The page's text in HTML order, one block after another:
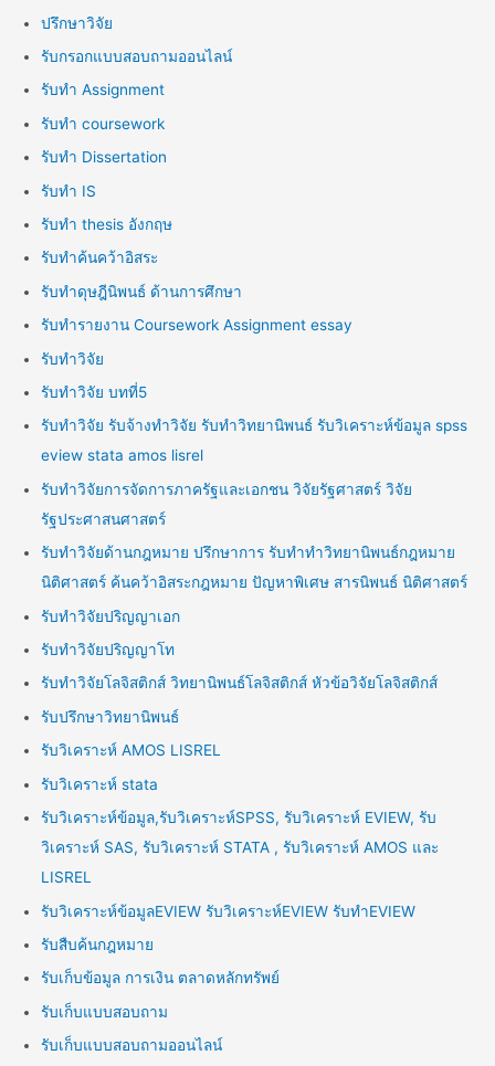
ปรึกษาวิจัย
รับกรอกแบบสอบถามออนไลน์
รับทำ Assignment
รับทำ coursework
รับทำ Dissertation
รับทำ IS
รับทำ thesis อังกฤษ
รับทำค้นคว้าอิสระ
รับทำดุษฎีนิพนธ์ ด้านการศึกษา
รับทำรายงาน Coursework Assignment essay
รับทำวิจัย
รับทำวิจัย บทที่5
รับทำวิจัย รับจ้างทำวิจัย รับทำวิทยานิพนธ์ รับวิเคราะห์ข้อมูล spss
eview stata amos lisrel
รับทำวิจัยการจัดการภาครัฐและเอกชน วิจัยรัฐศาสตร์ วิจัย
รัฐประศาสนศาสตร์
รับทำวิจัยด้านกฎหมาย ปรึกษาการ รับทำทำวิทยานิพนธ์กฎหมาย
นิติศาสตร์ ค้นคว้าอิสระกฎหมาย ปัญหาพิเศษ สารนิพนธ์ นิติศาสตร์
รับทำวิจัยปริญญาเอก
รับทำวิจัยปริญญาโท
รับทำวิจัยโลจิสติกส์ วิทยานิพนธ์โลจิสติกส์ หัวข้อวิจัยโลจิสติกส์
รับปรึกษาวิทยานิพนธ์
รับวิเคราะห์ AMOS LISREL
รับวิเคราะห์ stata
รับวิเคราะห์ข้อมูล,รับวิเคราะห์SPSS, รับวิเคราะห์ EVIEW, รับ
วิเคราะห์ SAS, รับวิเคราะห์ STATA , รับวิเคราะห์ AMOS และ
LISREL
รับวิเคราะห์ข้อมูลEVIEW รับวิเคราะห์EVIEW รับทำEVIEW
รับสืบค้นกฎหมาย
รับเก็บข้อมูล การเงิน ตลาดหลักทรัพย์
รับเก็บแบบสอบถาม
รับเก็บแบบสอบถามออนไลน์